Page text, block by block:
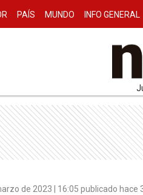
PAÍS MUNDO INFO GENERAL
de 2023 | 16:05 publicado hace